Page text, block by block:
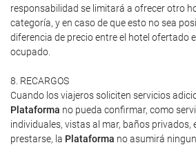
responsabilidad se limitará a ofrecer otro
categoría, y en caso de que esto no sea
diferencia de precio entre el hotel ofertado
ocupado.
8. RECARGOS
Cuando los viajeros soliciten servicios
Plataforma no pueda confirmar, como
individuales, vistas al mar, baños privados,
prestarse, la Plataforma no asumirá